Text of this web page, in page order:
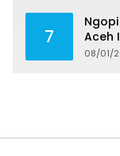
7
Aceh
08/01/